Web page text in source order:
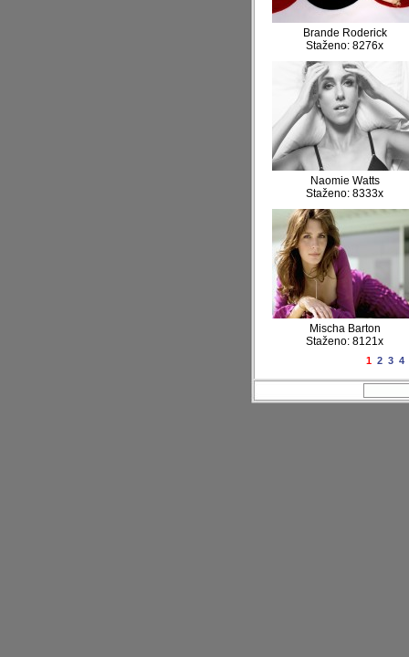
Brande Roderick
Staženo: 8276x
Naomie Watts
Staženo: 8333x
Mischa Barton
Staženo: 8121x
1 2 3 4